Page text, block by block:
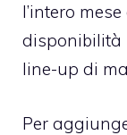
l’intero
disponibilità
line-up di
Per